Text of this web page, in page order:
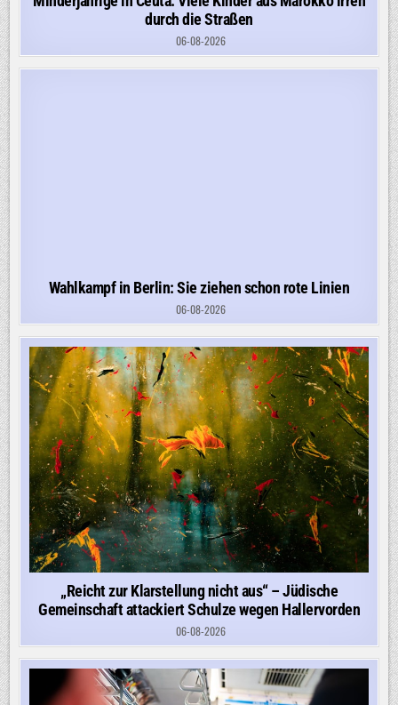
durch die Straßen
06-08-2026
Wahlkampf in Berlin: Sie ziehen schon rote Linien
06-08-2026
„Reicht zur Klarstellung nicht aus“ – Jüdische
Gemeinschaft attackiert Schulze wegen Hallervorden
06-08-2026